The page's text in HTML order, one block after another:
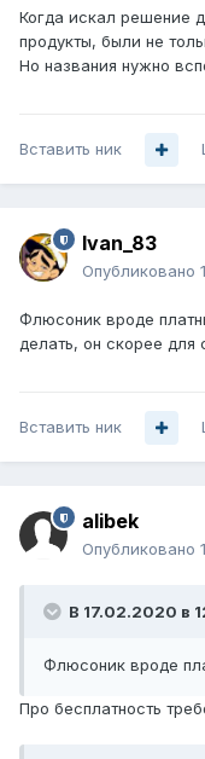
Когда искал решение
продукты, были не
Но названия нужно
Вставить ник
Ivan_83
Опубликовано
Флюсоник вроде
делать, он скорее для
Вставить ник
alibek
Опубликовано
В 17.02.2020 в
Флюсоник вроде
Про бесплатность